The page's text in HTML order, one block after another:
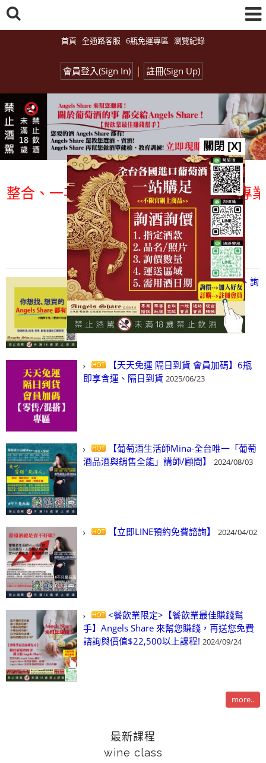
首頁 全通路客服 6瓶免運專區 瀏覽紀錄
會員登入(Sign In) | 註冊(Sign Up)
一次購足」各國進口酒類商品 專業詢(
總覽-促銷&活動
all events
【凡酒問Angels Share】線上選酒、詢
(尋)酒、詢價、零售、批發，看這裡!
2024/03/01
【天天免運 隔日到貨 會員加碼】6瓶
即享含運、隔日到貨 2025/06/23
【葡萄酒生活師Mina-全台唯一「葡萄
酒品酒與銷售全能」講師/顧問】
2024/08/03
【立即LINE預約免費諮詢】 2024/04/02
<餐飲業限定>【餐飲業最佳賺錢幫
手】Angels Share 來幫您賺錢，再送您免費
諮詢與價值$22,500以上課程! 2024/09/24
more..
最新課程
wine class
關閉 [X]